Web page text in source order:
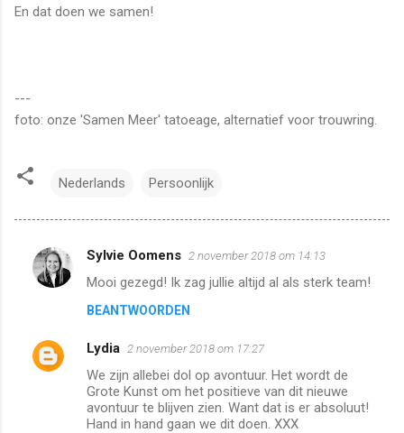
En dat doen we samen!
---
foto: onze 'Samen Meer' tatoeage, alternatief voor trouwring.
Nederlands Persoonlijk
R
e
c
t
Sylvie Oomens 2 november 2018 om 14:13
Mooi gezegd! Ik zag jullie altijd al als sterk team!
BEANTWOORDEN
Lydia 2 november 2018 om 17:27
We zijn allebei dol op avontuur. Het wordt de
Grote Kunst om het positieve van dit nieuwe
avontuur te blijven zien. Want dat is er absoluut!
Hand in hand gaan we dit doen. XXX